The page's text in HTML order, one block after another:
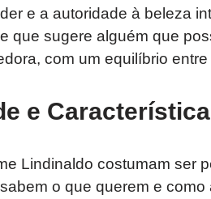
e a autoridade à beleza
que sugere alguém que
com um equilíbrio
e
Lindinaldo costumam ser
o que querem e